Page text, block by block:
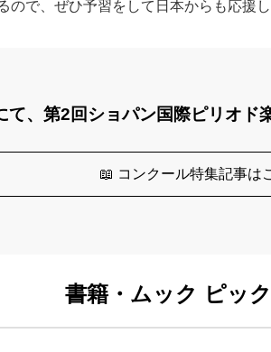
で、ぜひ予習をして日本からも応援し
て、第2回ショパン国際ピリオド
📖 コンクール特集記事は
書籍・ムック ピッ